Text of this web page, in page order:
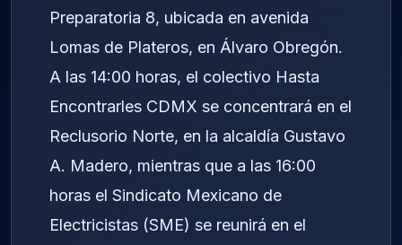
Preparatoria 8, ubicada en avenida
Lomas de Plateros, en Álvaro Obregón.
A las 14:00 horas, el colectivo Hasta
Encontrarles CDMX se concentrará en el
Reclusorio Norte, en la alcaldía Gustavo
A. Madero, mientras que a las 16:00
horas el Sindicato Mexicano de
Electricistas (SME) se reunirá en el